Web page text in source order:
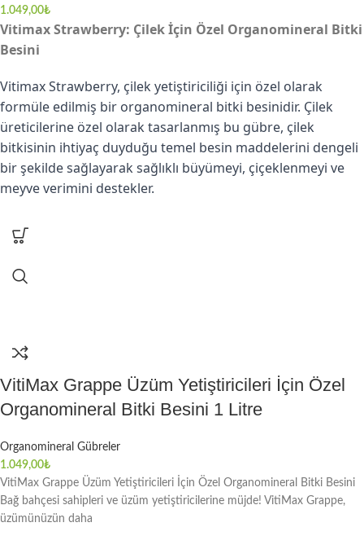
1.049,00₺
Vitimax Strawberry: Çilek İçin Özel Organomineral Bitki
Besini
Vitimax Strawberry, çilek yetiştiriciliği için özel olarak
formüle edilmiş bir organomineral bitki besinidir. Çilek
üreticilerine özel olarak tasarlanmış bu gübre, çilek
bitkisinin ihtiyaç duyduğu temel besin maddelerini dengeli
bir şekilde sağlayarak sağlıklı büyümeyi, çiçeklenmeyi ve
meyve verimini destekler.
VitiMax Grappe Üzüm Yetiştiricileri İçin Özel
Organomineral Bitki Besini 1 Litre
Organomineral Gübreler
1.049,00₺
VitiMax Grappe Üzüm Yetiştiricileri İçin Özel Organomineral Bitki Besini
Bağ bahçesi sahipleri ve üzüm yetiştiricilerine müjde! VitiMax Grappe,
üzümünüzün daha